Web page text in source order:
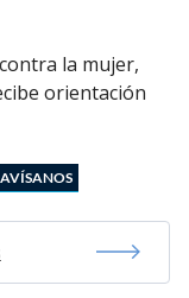
la mujer,
orientación
AVÍSANOS